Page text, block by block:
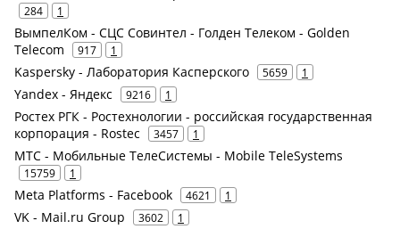
284 1
ВымпелКом - СЦС Совинтел - Голден Телеком - Golden
Telecom
917 1
Kaspersky - Лаборатория Касперского 5659 1
Yandex - Яндекс 9216 1
Ростех РГК - Ростехнологии - российская государственная
корпорация - Rostec
3457 1
МТС - Мобильные ТелеСистемы - Mobile TeleSystems
15759 1
Meta Platforms - Facebook 4621 1
VK - Mail.ru Group 3602 1